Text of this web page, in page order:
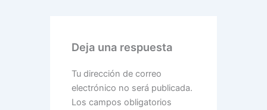
Deja una respuesta
Tu dirección de correo
electrónico no será publicada.
Los campos obligatorios